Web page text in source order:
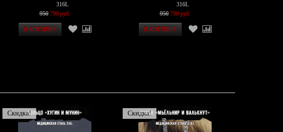
316L
950 790 руб.
316L
950 790 руб.
Скидка! Скидка!